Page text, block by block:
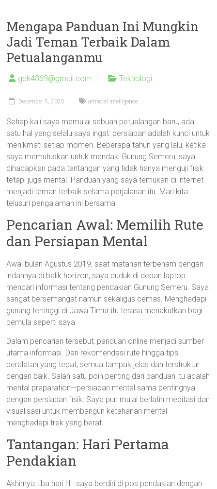
Mengapa Panduan Ini Mungkin
Jadi Teman Terbaik Dalam
Petualanganmu
gek4869@gmail.com Teknologi
December 5, 2025 artificial intelligence
Setiap kali saya memulai sebuah petualangan baru, ada
satu hal yang selalu saya ingat: persiapan adalah kunci untuk
menikmati setiap momen. Beberapa tahun yang lalu, ketika
saya memutuskan untuk mendaki Gunung Semeru, saya
dihadapkan pada tantangan yang tidak hanya menguji fisik
tetapi juga mental. Panduan yang saya temukan di internet
menjadi teman terbaik selama perjalanan itu. Mari kita
telusuri pengalaman ini bersama.
Pencarian Awal: Memilih Rute
dan Persiapan Mental
Awal bulan Agustus 2019, saat matahari terbenam dengan
indahnya di balik horizon, saya duduk di depan laptop
mencari informasi tentang pendakian Gunung Semeru. Saya
sangat bersemangat namun sekaligus cemas. Menghadapi
gunung tertinggi di Jawa Timur itu terasa menakutkan bagi
pemula seperti saya.
Dalam pencarian tersebut, panduan online menjadi sumber
utama informasi. Dari rekomendasi rute hingga tips
peralatan yang tepat, semua tampak jelas dan terstruktur
dengan baik. Salah satu poin penting dari panduan itu adalah
mental preparation—persiapan mental sama pentingnya
dengan persiapan fisik. Saya pun mulai berlatih meditasi dan
visualisasi untuk membangun ketahanan mental
menghadapi trek yang berat.
Tantangan: Hari Pertama
Pendakian
Akhirnya tiba hari H—saya berdiri di pos pendakian dengan